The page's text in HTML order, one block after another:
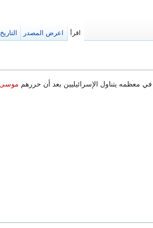
معظمه يتناول الإسرائيليين بعد أن حررهم موسى
التاريخ اعرض المصدر اقرأ